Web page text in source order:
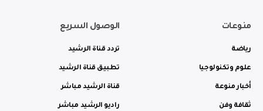
منوعات
رياضة
علوم وتكنولوجيا
أخبار منوعة
ثقافة وفن
الوصول السريع
تردد قناة الرشيد
تطبيق قناة الرشيد
قناة الرشيد مباشر
راديو الرشيد مباشر